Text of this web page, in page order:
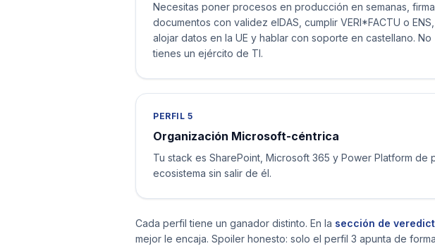
Necesitas poner procesos en producción en semanas,
documentos con validez eIDAS, cumplir VERI*FACTU o ENS,
alojar datos en la UE y hablar con soporte en castellano. No
tienes un ejército de TI.
PERFIL 5
Organización Microsoft-céntrica
Tu stack es SharePoint, Microsoft 365 y Power Platform
ecosistema sin salir de él.
Cada perfil tiene un ganador distinto. En la sección de
mejor le encaja. Spoiler honesto: solo el perfil 3 apunta de